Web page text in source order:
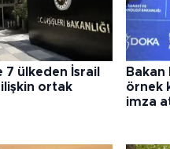
7 ülkeden İsrail
ortak
Bakan
örnek
imza